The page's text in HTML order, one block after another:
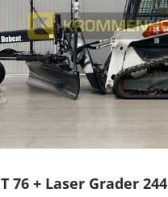
T 76 + Laser Grader 244